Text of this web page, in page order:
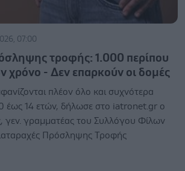
07:00
τροφής: 1.000 περίπου
χρόνο - Δεν επαρκούν οι δομές
πλέον όλο και συχνότερα
έως 14 ετών, δήλωσε στο iatronet.gr ο
γεν. γραμματέας του Συλλόγου Φίλων
Πρόσληψης Τροφής